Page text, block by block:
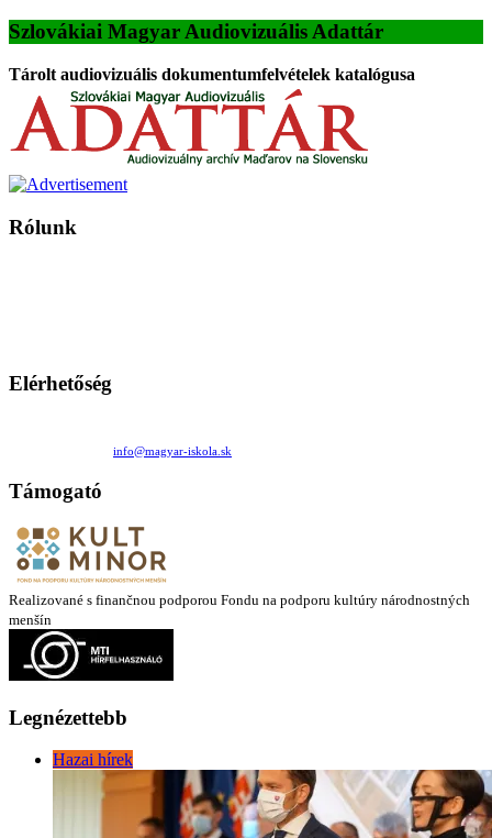
Szlovákiai Magyar Audiovizuális Adattár
Tárolt audiovizuális dokumentumfelvételek katalógusa
Rólunk
Elérhetőség
info@magyar-iskola.sk
Támogató
Realizované s finančnou podporou Fondu na podporu kultúry národnostných
menšín
Legnézettebb
Hazai hírek